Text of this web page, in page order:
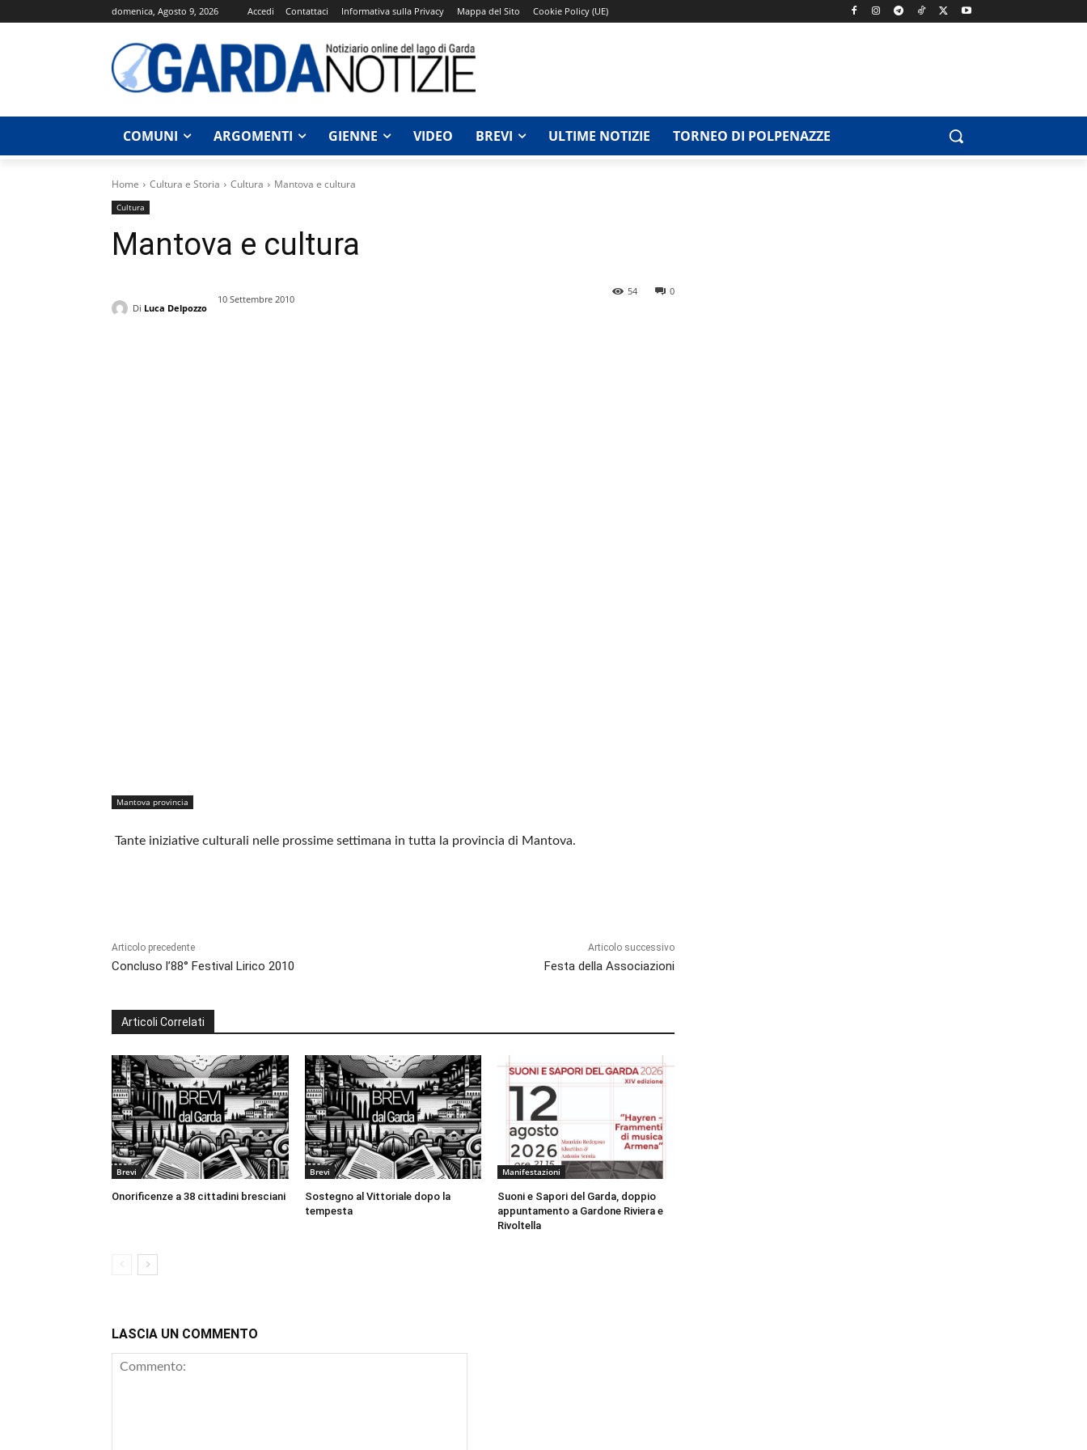
domenica, Agosto 9, 2026 Accedi Contattaci Informativa sulla Privacy Mappa del Sito Cookie Policy (UE)
COMUNI ARGOMENTI GIENNE VIDEO BREVI ULTIME NOTIZIE TORNEO DI POLPENAZZE
Home Cultura e Storia Cultura Mantova e cultura
Cultura
Mantova e cultura
Di Luca Delpozzo
10 Settembre 2010
0
54
Mantova provincia
Tante iniziative culturali nelle prossime settimana in tutta la provincia di Mantova.
Articolo precedente
Concluso l’88° Festival Lirico 2010
Articolo successivo
Festa della Associazioni
Articoli Correlati
Brevi
Onorificenze a 38 cittadini bresciani
Brevi
Sostegno al Vittoriale dopo la
tempesta
Manifestazioni
Suoni e Sapori del Garda, doppio
appuntamento a Gardone Riviera e
Rivoltella
LASCIA UN COMMENTO